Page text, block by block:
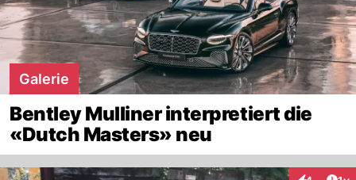
Galerie
Bentley Mulliner interpretiert die
«Dutch Masters» neu